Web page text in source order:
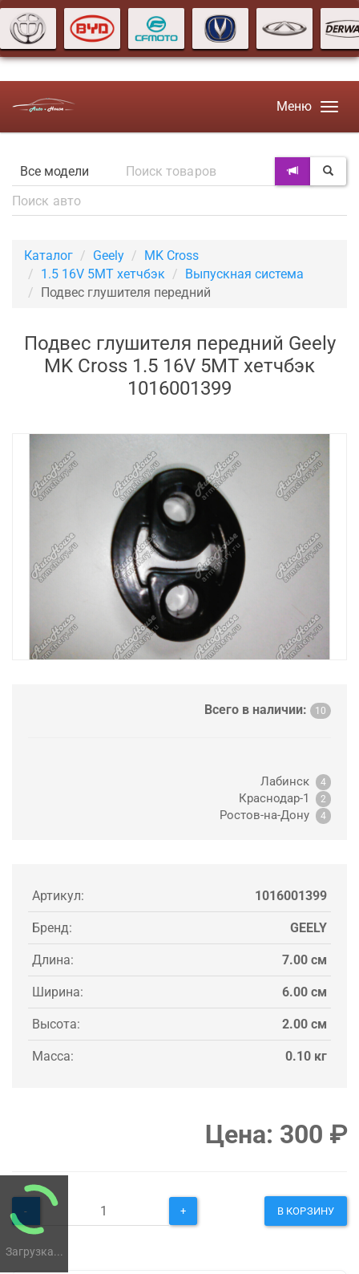
Загрузка...
Меню
Каталог Geely
MK Cross
1.5 16V 5MT хетчбэк
Выпускная система
Подвес глушителя передний
Подвес глушителя передний Geely
MK Cross 1.5 16V 5MT хетчбэк
1016001399
Всего в наличии: 10
Лабинск 4
Краснодар-1 2
Ростов-на-Дону 4
Артикул: 1016001399
Бренд: GEELY
Длина: 7.00 см
Ширина: 6.00 см
Высота: 2.00 см
Масса: 0.10 кг
Цена: 300 ₽
- + В КОРЗИНУ